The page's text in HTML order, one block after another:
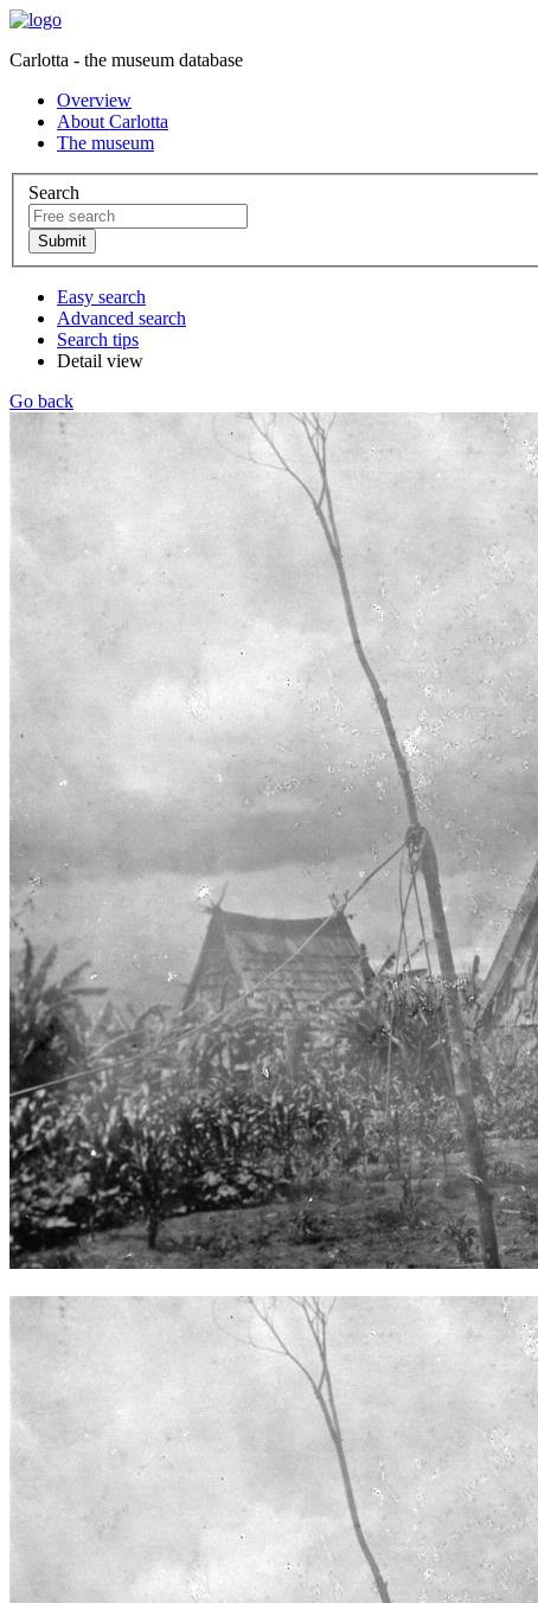
Carlotta - the museum database
Overview
About Carlotta
The museum
Search
Easy search
Advanced search
Search tips
Detail view
Go back